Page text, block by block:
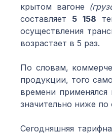
крытом вагоне
составляет 5 158
осуществления
возрастает в 5 раз.
По словам,
продукции, того
времени
значительно ниже
Сегодняшняя